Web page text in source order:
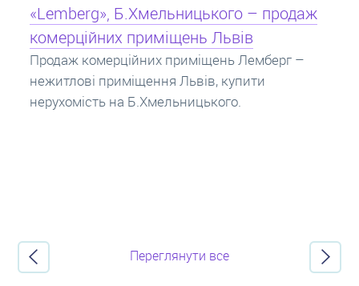
Кредит під заставу нерухомості: іпотека
Іпотека на квартиру – кредит на житло під
заставу нерухомості. Купити в іпотеку – що
потрібно знати? Консультація від Експертів
про іпотечні кредити.
Переглянути все